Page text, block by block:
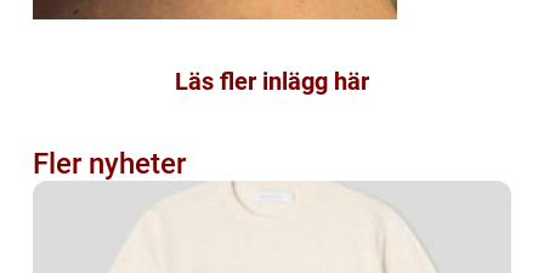
Läs fler inlägg här
Fler nyheter